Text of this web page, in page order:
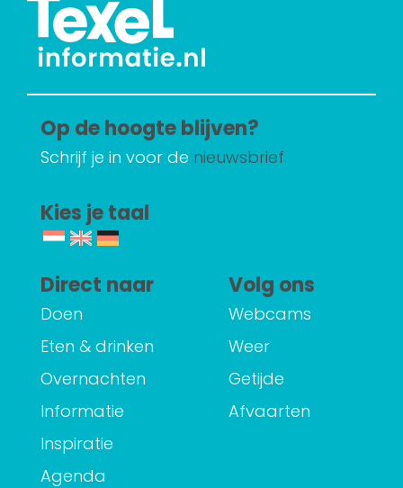
Op de hoogte blijven?
Schrijf je in voor de nieuwsbrief
Kies je taal
Direct naar
Doen
Eten & drinken
Overnachten
Informatie
Inspiratie
Agenda
Volg ons
Webcams
Weer
Getijde
Afvaarten